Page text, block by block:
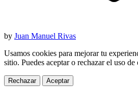
by Juan Manuel Rivas
Usamos cookies para mejorar tu
sitio. Puedes aceptar o rechazar el uso de
Rechazar Aceptar